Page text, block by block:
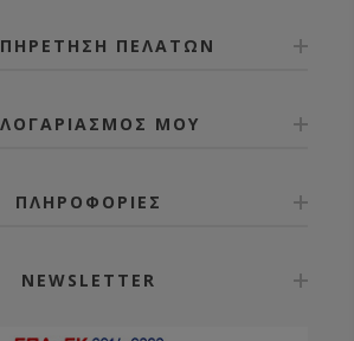
ΠΕΛΑΤΩΝ
ΜΟΥ
ΠΛΗΡΟΦΟΡΙΕΣ
NEWSLETTER